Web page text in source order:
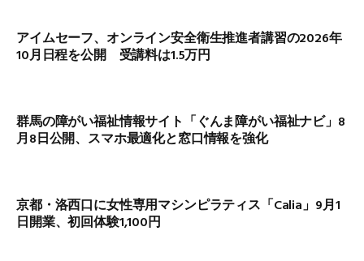
アイムセーフ、オンライン安全衛生推進者講習の2026年
10月日程を公開 受講料は1.5万円
群馬の障がい福祉情報サイト「ぐんま障がい福祉ナビ」8
月8日公開、スマホ最適化と窓口情報を強化
京都・洛西口に女性専用マシンピラティス「Calia」9月1
日開業、初回体験1,100円